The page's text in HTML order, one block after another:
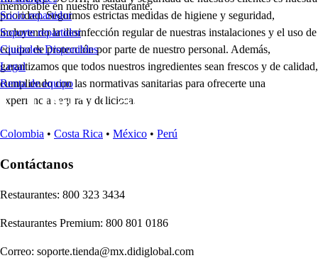
memorable en nuestro restaurante.
prioridad. Seguimos estrictas medidas de higiene y seguridad,
incluyendo la desinfección regular de nuestras instalaciones y el uso de
equipo de protección por parte de nuestro personal. Además,
garantizamos que todos nuestros ingredientes sean frescos y de calidad,
cumpliendo con las normativas sanitarias para ofrecerte una
experiencia segura y deliciosa.
Socio repartidor
Soporte repartidor
Ciudades Disponibles
Legal
Renta de equipo
Colombia • Costa Rica • México • Perú
Contáctanos
Restaurantes: 800 323 3434
Restaurantes Premium: 800 801 0186
Correo: soporte.tienda@mx.didiglobal.com